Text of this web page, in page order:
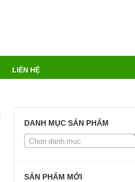
LIÊN HỆ
DANH MỤC SẢN PHẨM
Chọn danh mục
SẢN PHẨM MỚI